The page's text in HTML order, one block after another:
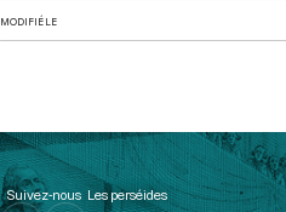
MODIFIÉ LE
Suivez-nous Les perséides